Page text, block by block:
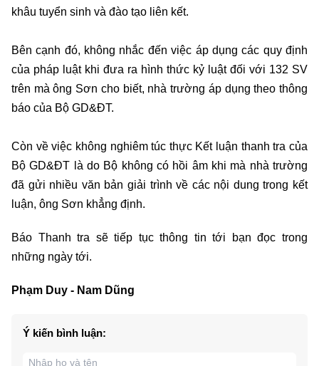
khâu tuyển sinh và đào tạo liên kết.
Bên cạnh đó, không nhắc đến việc áp dụng các quy định
của pháp luật khi đưa ra hình thức kỷ luật đối với 132 SV
trên mà ông Sơn cho biết, nhà trường áp dụng theo thông
báo của Bộ GD&ĐT.
Còn về việc không nghiêm túc thực Kết luận thanh tra của
Bộ GD&ĐT là do Bộ không có hồi âm khi mà nhà trường
đã gửi nhiều văn bản giải trình về các nội dung trong kết
luận, ông Sơn khẳng định.
Báo Thanh tra sẽ tiếp tục thông tin tới bạn đọc trong
những ngày tới.
Phạm Duy - Nam Dũng
Ý kiến bình luận: